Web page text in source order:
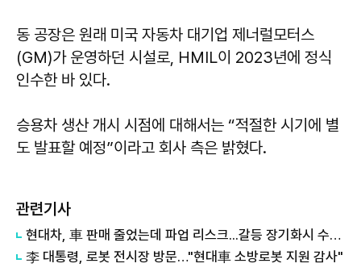
동 공장은 원래 미국 자동차 대기업 제너럴모터스
(GM)가 운영하던 시설로, HMIL이 2023년에 정식
인수한 바 있다.
승용차 생산 개시 시점에 대해서는 “적절한 시기에 별
도 발표할 예정”이라고 회사 측은 밝혔다.
관련기사
현대차, 車 판매 줄었는데 파업 리스크...갈등 장기화시 수천억원 손실
李 대통령, 로봇 전시장 방문…"현대車 소방로봇 지원 감사"